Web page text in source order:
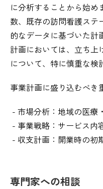
に分析することから始
数、既存の訪問看護ステ
的なデータに基づいた計
計画においては、立ち上
について、特に慎重な検
事業計画に盛り込むべき
- 市場分析：地域の医療
- 事業戦略：サービス内
- 収支計画：開業時の初
専門家への相談